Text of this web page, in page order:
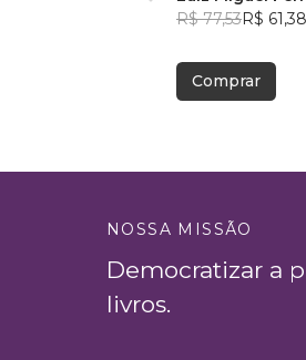
R$ 77,53R$ 61,38
Comprar
NOSSA MISSÃO
Democratizar a
livros.